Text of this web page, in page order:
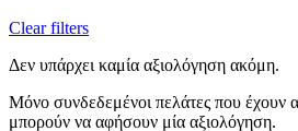
Clear filters
Δεν υπάρχει καμία αξιολόγηση ακόμη.
Μόνο συνδεδεμένοι πελάτες που έχουν
μπορούν να αφήσουν μία αξιολόγηση.